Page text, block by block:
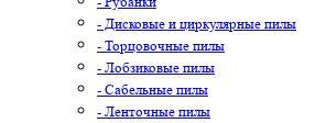
- Дисковые и циркулярные пилы
- Торцовочные пилы
- Лобзиковые пилы
- Сабельные пилы
- Ленточные пилы